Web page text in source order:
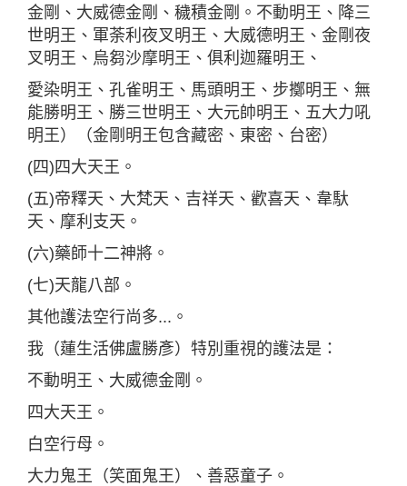
金剛、大威德金剛、穢積金剛。不動明王、降三
世明王、軍荼利夜叉明王、大威德明王、金剛夜
叉明王、烏芻沙摩明王、俱利迦羅明王、
愛染明王、孔雀明王、馬頭明王、步擲明王、無
能勝明王、勝三世明王、大元帥明王、五大力吼
明王）（金剛明王包含藏密、東密、台密）
(四)四大天王。
(五)帝釋天、大梵天、吉祥天、歡喜天、韋馱
天、摩利支天。
(六)藥師十二神將。
(七)天龍八部。
其他護法空行尚多...。
我（蓮生活佛盧勝彥）特別重視的護法是：
不動明王、大威德金剛。
四大天王。
白空行母。
大力鬼王（笑面鬼王）、善惡童子。